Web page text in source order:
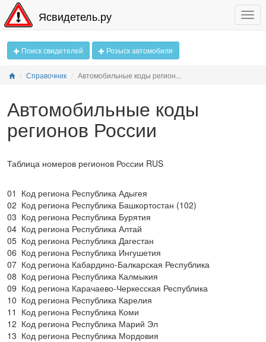
Ясвидетель.ру
Поиск свидетелей Розыск автомобиля
Справочник Автомобильные коды регион...
Автомобильные коды
регионов России
Таблица номеров регионов России RUS
01 Код региона Республика Адыгея
02 Код региона Республика Башкортостан (102)
03 Код региона Республика Бурятия
04 Код региона Республика Алтай
05 Код региона Республика Дагестан
06 Код региона Республика Ингушетия
07 Код региона Кабардино-Балкарская Республика
08 Код региона Республика Калмыкия
09 Код региона Карачаево-Черкесская Республика
10 Код региона Республика Карелия
11 Код региона Республика Коми
12 Код региона Республика Марий Эл
13 Код региона Республика Мордовия